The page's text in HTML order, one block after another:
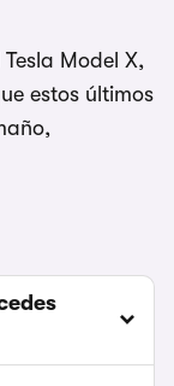
Model X,
estos últimos